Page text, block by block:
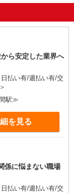
ら安定した業界へ
払い有/週払い有/交
駅≫
を見る
係に悩まない職場
払い有/週払い有/交